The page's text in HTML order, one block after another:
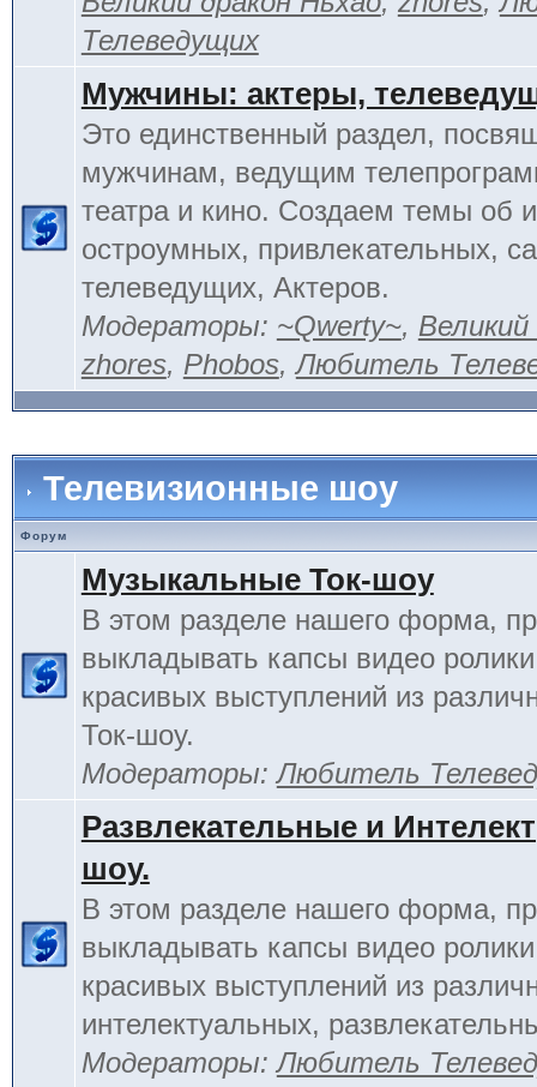
Телеведущих
Мужчины: актеры,
Это единственный раздел,
мужчинам, ведущим
театра и кино. Создаем темы об
остроумных, привлекательных,
телеведущих, Актеров.
Модераторы: ~Qwerty~, Великий
zhores, Phobos,Любитель
Телевизионные шоу
Форум
Музыкальные Ток-шоу
В этом разделе нашего форма,
выкладывать капсы видео
красивых выступлений из
Ток-шоу.
Модераторы:Любитель
Развлекательные и
шоу.
В этом разделе нашего форма,
выкладывать капсы видео
красивых выступлений из
интелектуальных,
Модераторы:Любитель